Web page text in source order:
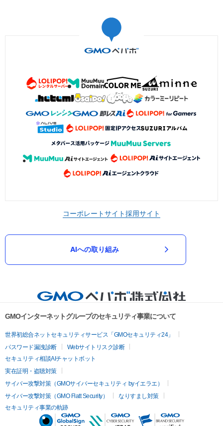
コーポレートサイト採用サイト
AIへの取り組み
GMOインターネットグループのセキュリティ事業について
世界初総合ネットセキュリティサービス「GMOセキュリティ24」
パスワード漏洩診断
Webサイトリスク診断
セキュリティ相談AIチャットボット
実在証明・盗聴対策
サイバー攻撃対策（GMOサイバーセキュリティ byイエラエ）
サイバー攻撃対策（GMO Flatt Security）
なりすまし対策
セキュリティ事業の軌跡